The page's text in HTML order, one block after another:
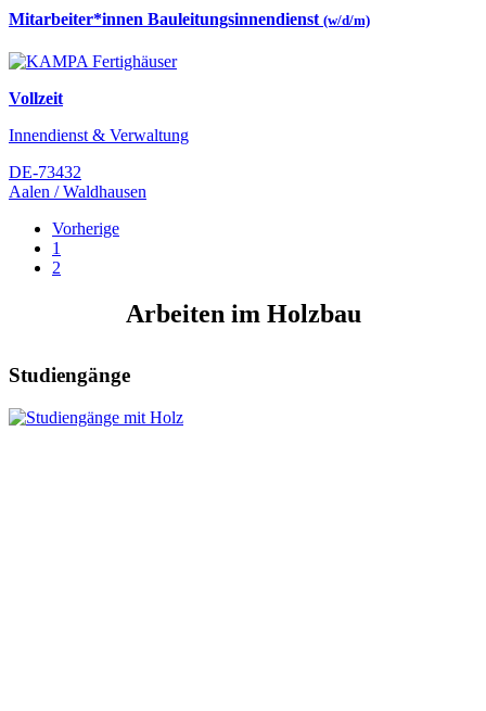
Mitarbeiter*innen Bauleitungsinnendienst (w/d/m)
Vollzeit
Innendienst & Verwaltung
DE-73432
Aalen / Waldhausen
Vorherige
1
2
Arbeiten im Holzbau
Studiengänge